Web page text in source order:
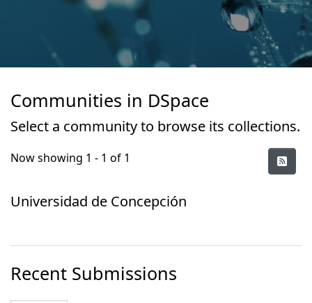
Communities in DSpace
Select a community to browse its collections.
Now showing 1 - 1 of 1
Universidad de Concepción
Recent Submissions